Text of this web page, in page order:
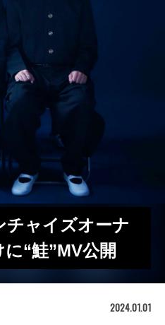
チャイズオーナ
“鮭”MV公開
2024.01.01